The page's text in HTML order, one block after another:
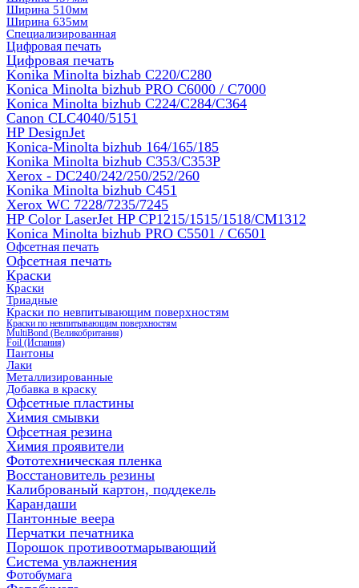
Ширина 510мм
Ширина 635мм
Специализированная
Цифровая печать
Цифровая печать
Konika Minolta bizhab C220/C280
Konica Minolta bizhub PRO C6000 / C7000
Konica Minolta bizhub С224/С284/С364
Canon CLC4040/5151
HP DesignJet
Konica-Minolta bizhub 164/165/185
Konika Minolta bizhub C353/C353Р
Xerox - DC240/242/250/252/260
Konika Minolta bizhub C451
Xerox WC 7228/7235/7245
HP Color LaserJet HP CP1215/1515/1518/CM1312
Konica Minolta bizhub PRO С5501 / С6501
Офсетная печать
Офсетная печать
Краски
Краски
Триадные
Краски по невпитывающим поверхностям
Краски по невпитывающим поверхностям
MultiBond (Великобритания)
Foil (Испания)
Пантоны
Лаки
Металлизированные
Добавка в краску
Офсетные пластины
Химия смывки
Офсетная резина
Химия проявители
Фототехническая пленка
Восстановитель резины
Калиброваный картон, поддекель
Карандаши
Пантонные веера
Перчатки печатника
Порошок противоотмарывающий
Система увлажнения
Фотобумага